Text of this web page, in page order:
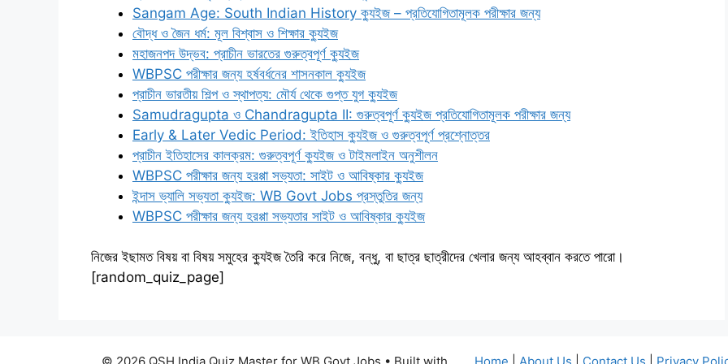
Sangam Age: South Indian History ক্যুইজ – প্রতিযোগিতামূলক পরীক্ষার জন্য
বৌদ্ধ ও জৈন ধর্ম: মূল বিশ্বাস ও শিক্ষার ক্যুইজ
মহাজনপদ উদ্ভব: প্রাচীন ভারতের গুরুত্বপূর্ণ ক্যুইজ
WBPSC পরীক্ষার জন্য হর্ষবর্ধনের শাসনকাল ক্যুইজ
প্রাচীন ভারতীয় শিল্প ও স্থাপত্য: মৌর্য থেকে গুপ্ত যুগ ক্যুইজ
Samudragupta ও Chandragupta II: গুরুত্বপূর্ণ ক্যুইজ প্রতিযোগিতামূলক পরীক্ষার জন্য
Early & Later Vedic Period: ইতিহাস ক্যুইজ ও গুরুত্বপূর্ণ প্রশ্নোত্তর
প্রাচীন ইতিহাসের কালক্রম: গুরুত্বপূর্ণ ক্যুইজ ও টাইমলাইন অনুশীলন
WBPSC পরীক্ষার জন্য হরপ্পা সভ্যতা: সাইট ও আবিষ্কার ক্যুইজ
ইন্দাস ভ্যালি সভ্যতা ক্যুইজ: WB Govt Jobs প্রস্তুতির জন্য
WBPSC পরীক্ষার জন্য হরপ্পা সভ্যতার সাইট ও আবিষ্কার ক্যুইজ
নিজের ইছামত বিষয় বা বিষয় সমুহের ক্যুইজ তৈরি করে নিজে, বন্ধু, বা ছাত্র ছাত্রীদের খেলার জন্য আহব্বান করতে পারো।
[random_quiz_page]